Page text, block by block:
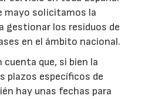
mayo solicitamos la
gestionar los residuos de
en el ámbito nacional.
cuenta que, si bien la
plazos específicos de
hay unas fechas para